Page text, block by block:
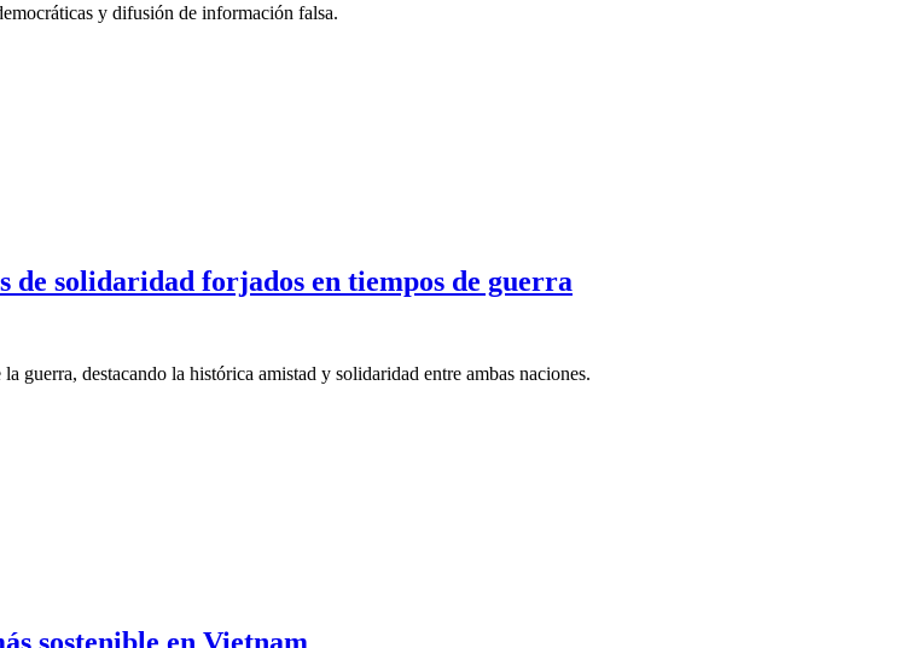
y difusión de información falsa.
de solidaridad forjados en tiempos de guerra
guerra, destacando la histórica amistad y solidaridad entre ambas naciones.
sostenible en Vietnam